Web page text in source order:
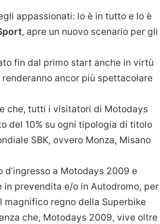
appassionati: lo è in tutto e lo è
, apre un nuovo scenario per gli
fin dal primo start anche in virtù
ancor più spettacolare
che, tutti i visitatori di Motodays
del 10% su ogni tipologia di titolo
SBK, ovvero Monza, Misano
a Motodays 2009 e
prevendita e/o in Autodromo, per
regno della Superbike
che, Motodays 2009, vive oltre